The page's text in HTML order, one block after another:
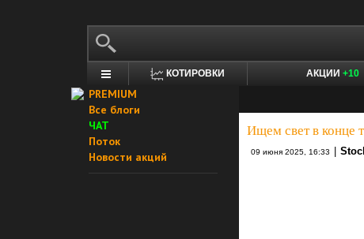
КОТИРОВКИ АКЦИИ +10
PREMIUM
Все блоги
ЧАТ
Поток
Новости акций
Ищем свет в конце
09 июня 2025, 16:33